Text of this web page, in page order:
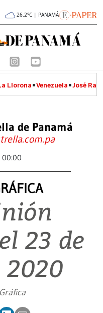
26.2°C | PANAMÁ
Llorona Venezuela José
de Panamá
23 de